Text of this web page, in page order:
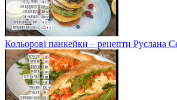
Кольорові панкейки – рецепти Руслана